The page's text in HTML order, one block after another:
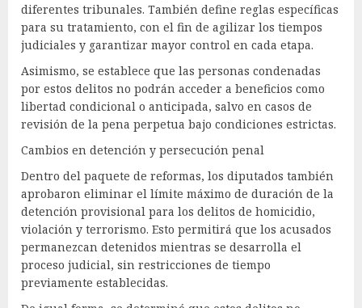
diferentes tribunales. También define reglas específicas
para su tratamiento, con el fin de agilizar los tiempos
judiciales y garantizar mayor control en cada etapa.
Asimismo, se establece que las personas condenadas
por estos delitos no podrán acceder a beneficios como
libertad condicional o anticipada, salvo en casos de
revisión de la pena perpetua bajo condiciones estrictas.
Cambios en detención y persecución penal
Dentro del paquete de reformas, los diputados también
aprobaron eliminar el límite máximo de duración de la
detención provisional para los delitos de homicidio,
violación y terrorismo. Esto permitirá que los acusados
permanezcan detenidos mientras se desarrolla el
proceso judicial, sin restricciones de tiempo
previamente establecidas.